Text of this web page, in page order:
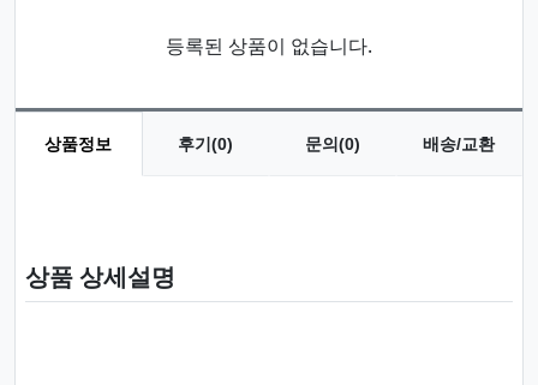
등록된 상품이 없습니다.
상품정보 후기(0) 문의(0) 배송/교환
상품 상세설명